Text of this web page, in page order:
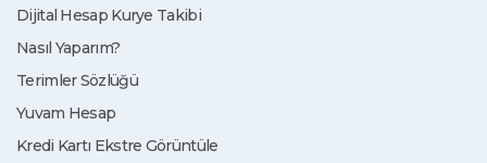
Dijital Hesap Kurye Takibi
Nasıl Yaparım?
Terimler Sözlüğü
Yuvam Hesap
Kredi Kartı Ekstre Görüntüle